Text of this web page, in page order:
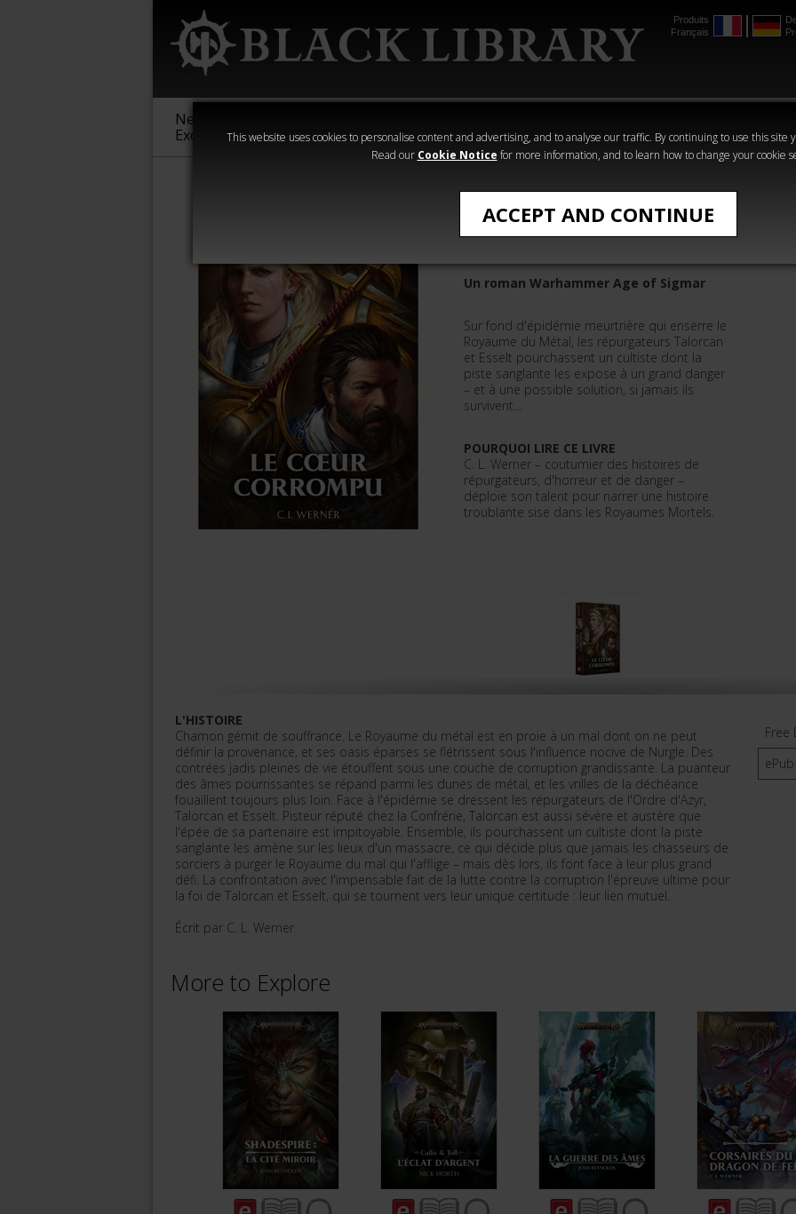
This website uses cookies to personalise content and advertising, and to analyse our traffic. By continuing to use this site
Read our Cookie Notice for more information, and to learn how to change your cookie
ACCEPT AND CONTINUE
Produits
Français
New &
Exclusive
Sigmar
40,000
Heresy
Crime
Horror
Le Cœur Corrompu
Un roman Warhammer Age of Sigmar
Sur fond d'épidémie meurtrière qui enserre le
Royaume du Métal, les répurgateurs Talorcan
et Esselt pourchassent un cultiste dont la
piste sanglante les expose à un grand danger
– et à une possible solution, si jamais ils
survivent…
POURQUOI LIRE CE LIVRE
C. L. Werner – coutumier des histoires de
répurgateurs, d'horreur et de danger –
déploie son talent pour narrer une histoire
troublante sise dans les Royaumes Mortels.
L'HISTOIRE
Chamon gémit de souffrance. Le Royaume du métal est en proie à un mal dont on ne peut
définir la provenance, et ses oasis éparses se flétrissent sous l'influence nocive de Nurgle. Des
contrées jadis pleines de vie étouffent sous une couche de corruption grandissante. La puanteur
des âmes pourrissantes se répand parmi les dunes de métal, et les vrilles de la déchéance
fouaillent toujours plus loin. Face à l'épidémie se dressent les répurgateurs de l'Ordre d'Azyr,
Talorcan et Esselt. Pisteur réputé chez la Confrérie, Talorcan est aussi sévère et austère que
l'épée de sa partenaire est impitoyable. Ensemble, ils pourchassent un cultiste dont la piste
sanglante les amène sur les lieux d'un massacre, ce qui décide plus que jamais les chasseurs de
sorciers à purger le Royaume du mal qui l'afflige – mais dès lors, ils font face à leur plus grand
défi. La confrontation avec l'impensable fait de la lutte contre la corruption l'épreuve ultime pour
la foi de Talorcan et Esselt, qui se tournent vers leur unique certitude : leur lien mutuel.
Écrit par C. L. Werner
Free
ePub
More to Explore